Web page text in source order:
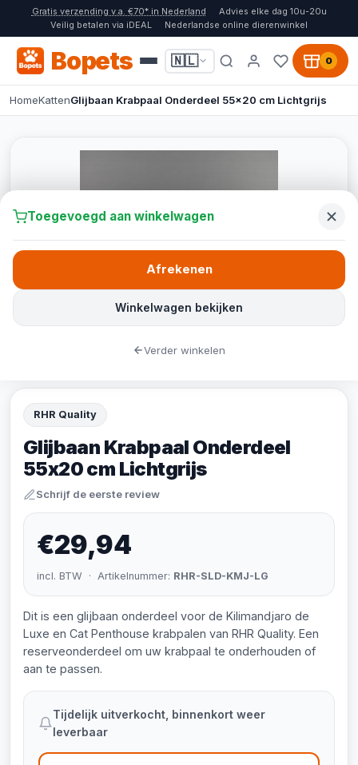
Gratis verzending v.a. €70* in Nederland
Advies elke dag 10u-20u
Veilig betalen via iDEAL
Nederlandse online dierenwinkel
Bopets 🇳🇱 0
HomeKattenGlijbaan Krabpaal Onderdeel 55x20 cm Lichtgrijs
RHR Quality
Glijbaan Krabpaal Onderdeel
55x20 cm Lichtgrijs
Schrijf de eerste review
€29,94
incl. BTW · Artikelnummer: RHR-SLD-KMJ-LG
Dit is een glijbaan onderdeel voor de Kilimandjaro de
Luxe en Cat Penthouse krabpalen van RHR Quality. Een
reserveonderdeel om uw krabpaal te onderhouden of
aan te passen.
Tijdelijk uitverkocht, binnenkort weer
leverbaar
Toegevoegd aan winkelwagen
Winkelwagen bekijken
Afrekenen
Verder winkelen